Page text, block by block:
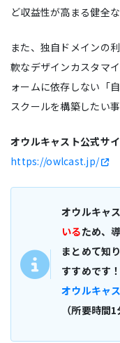
ど収益性が高まる健全
また、独自ドメインの
軟なデザインカスタマ
ォームに依存しない「
スクールを構築したい
オウルキャスト公式サ
https://owlcast.jp/
オウルキャ
いるため、
まとめて知
すすめです！
オウルキャ
（所要時間1